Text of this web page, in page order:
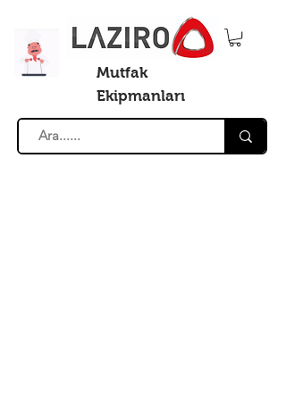
Mutfak
Ekipmanları